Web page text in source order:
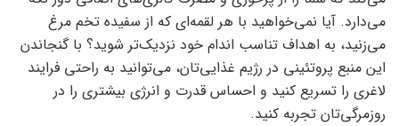
می‌دارد. آیا نمی‌خواهید با هر لقمه‌ای که از سفیده تخم مرغ
می‌زنید، به اهداف تناسب اندام خود نزدیک‌تر شوید؟ با گنجاندن
این منبع پروتئینی در رژیم غذایی‌تان، می‌توانید به راحتی فرایند
لاغری را تسریع کنید و احساس قدرت و انرژی بیشتری را در
روزمرگی‌تان تجربه کنید.